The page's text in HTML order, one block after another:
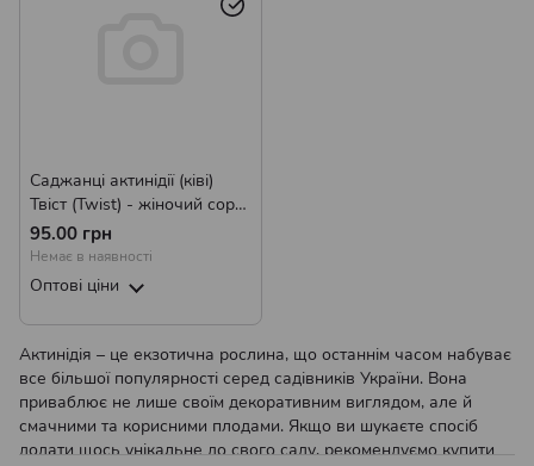
Саджанці актинідії (ківі)
Твіст (Twist) - жіночий сорт,
урожайна, солодка Р9
95.00 грн
Немає в наявності
Оптові ціни
Актинідія – це екзотична рослина, що останнім часом набуває
все більшої популярності серед садівників України. Вона
приваблює не лише своїм декоративним виглядом, але й
смачними та корисними плодами. Якщо ви шукаєте спосіб
додати щось унікальне до свого саду, рекомендуємо купити